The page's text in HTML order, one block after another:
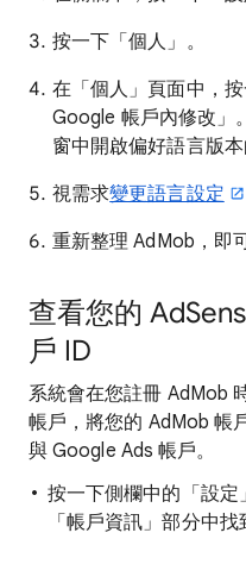
按一下「個人」 。
在「個人」頁面中，
Google 帳戶內修改」
窗中開啟偏好語言版本
視需求變更語言設定
重新整理 AdMob，即
查看您的
戶 ID
系統會在您註冊 AdMob
帳戶，將您的 AdMob 帳
與 Google Ads 帳戶。
按一下側欄中的「設
「帳戶資訊」部分中